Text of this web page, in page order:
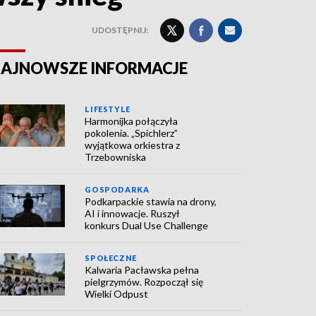
UDOSTĘPNIJ:
INFORMACJE
LIFESTYLE
Harmonijka połączyła
pokolenia. „Spichlerz”
wyjątkowa orkiestra z
Trzebowniska
GOSPODARKA
Podkarpackie stawia na drony,
AI i innowacje. Ruszył
konkurs Dual Use Challenge
SPOŁECZNE
Kalwaria Pacławska pełna
pielgrzymów. Rozpoczął się
Wielki Odpust